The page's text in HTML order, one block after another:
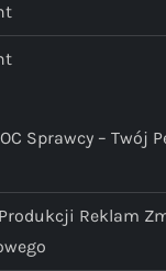
Sprawcy – Twój
Reklam